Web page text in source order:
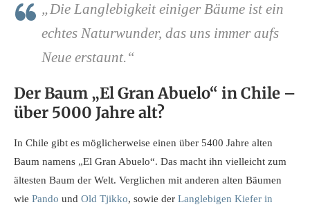
„Die Langlebigkeit einiger Bäume ist ein
echtes Naturwunder, das uns immer aufs
Neue erstaunt.“
Der Baum „El Gran Abuelo“ in Chile –
über 5000 Jahre alt?
In Chile gibt es möglicherweise einen über 5400 Jahre alten
Baum namens „El Gran Abuelo“. Das macht ihn vielleicht zum
ältesten Baum der Welt. Verglichen mit anderen alten Bäumen
wie Pando und Old Tjikko, sowie der Langlebigen Kiefer in